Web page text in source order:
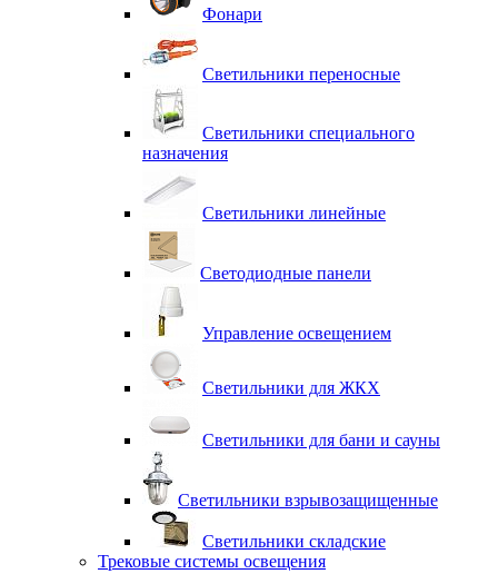
Фонари
Светильники переносные
Светильники специального
назначения
Светильники линейные
Светодиодные панели
Управление освещением
Светильники для ЖКХ
Светильники для бани и сауны
Светильники взрывозащищенные
Светильники складские
Трековые системы освещения